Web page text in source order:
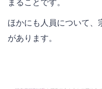
まることです。
ほかにも人員について、
があります。